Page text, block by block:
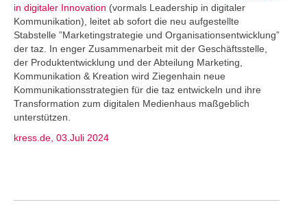
in digitaler Innovation (vormals Leadership in digitaler
Kommunikation), leitet ab sofort die neu aufgestellte
Stabstelle ”Marketingstrategie und Organisationsentwicklung”
der taz. In enger Zusammenarbeit mit der Geschäftsstelle,
der Produktentwicklung und der Abteilung Marketing,
Kommunikation & Kreation wird Ziegenhain neue
Kommunikationsstrategien für die taz entwickeln und ihre
Transformation zum digitalen Medienhaus maßgeblich
unterstützen.
kress.de, 03.Juli 2024